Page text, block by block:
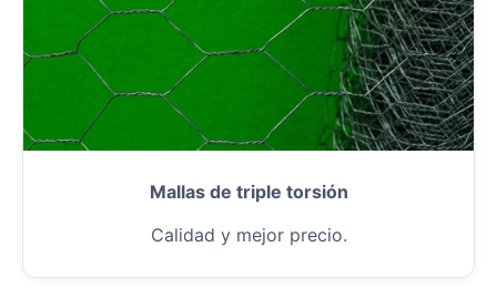
Mallas de triple torsión
Calidad y mejor precio.